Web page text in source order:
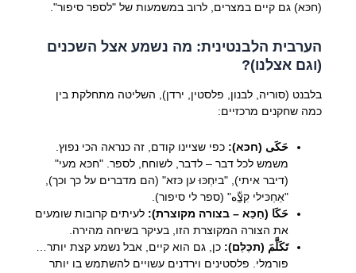
(חכּא) גם קיים במצרים, לרוב במשמעות של "לספר סיפור".
הערבית הלבנטינית: מה נשמע אצל השכנים
(וגם אצלנו)?
בלבנט (סוריה, לבנון, פלסטין, ירדן), השליטה מתחלקת בין
כמה שחקנים מרכזיים:
حَكَى (חכּא): כפי שציינו קודם, זה כנראה הכי נפוץ.
משמש לכל דבר – לדבר, לשוחח, לספר. "חכּא מעי"
(דיבר איתי), "ביִחְכּוּ ען כּזא" (הם מדברים על כך וכך),
"אַחְכּילי קִצַّه" (ספר לי סיפור).
حَكَا (חַכַּא – בצורה מקוצרת): לעיתים קרובות שומעים
את הצורה המקוצרת הזו, בעיקר בשיחה מהירה.
تَكَلَّمَ (תכַּלַּם): כן, גם הוא קיים, אבל נשמע קצת יותר…
פורמלי. פלסטינים וירדנים עשויים להשתמש בו יותר